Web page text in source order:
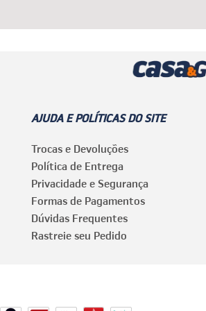
AJUDA E POLÍTICAS DO SITE
Trocas e Devoluções
Política de Entrega
Privacidade e Segurança
Formas de Pagamentos
Dúvidas Frequentes
Rastreie seu Pedido